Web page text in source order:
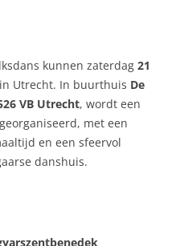
kunnen zaterdag 21
Utrecht. In buurthuis De
VB Utrecht, wordt een
met een
en een sfeervol
danshuis.